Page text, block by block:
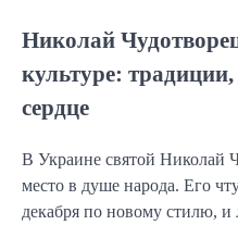
Николай
культуре:
сердце
В Украине святой Николай
место в душе народа. Его
декабря по новому стилю, и